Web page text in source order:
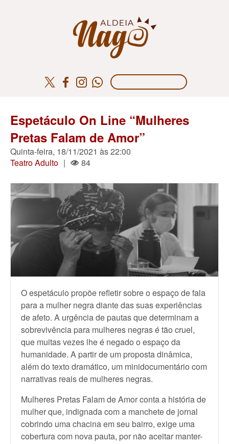
Espetáculo On Line “Mulheres
Pretas Falam de Amor”
Quinta-feira, 18/11/2021 às 22:00
Teatro Adulto | 84
O espetáculo propõe refletir sobre o espaço de fala
para a mulher negra diante das suas experiências
de afeto. A urgência de pautas que determinam a
sobrevivência para mulheres negras é tão cruel,
que muitas vezes lhe é negado o espaço da
humanidade. A partir de um proposta dinâmica,
além do texto dramático, um minidocumentário com
narrativas reais de mulheres negras.
Mulheres Pretas Falam de Amor conta a história de
mulher que, indignada com a manchete de jornal
cobrindo uma chacina em seu bairro, exige uma
cobertura com nova pauta, por não aceitar manter-